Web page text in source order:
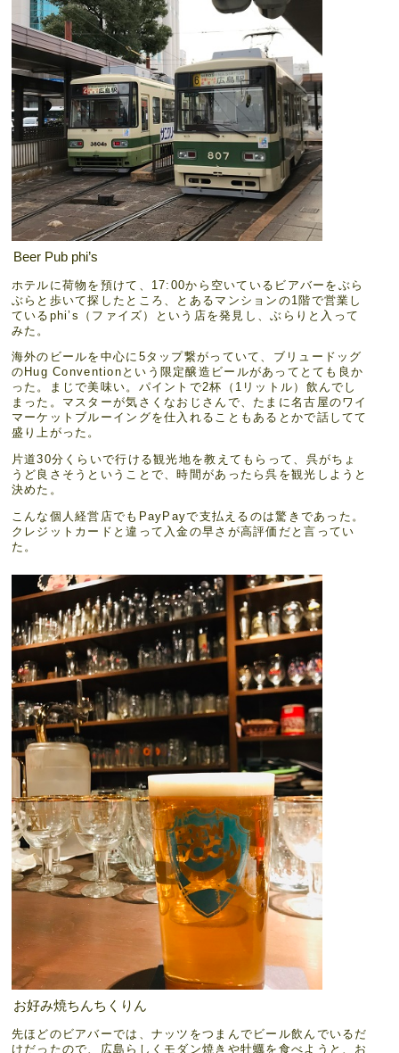
Beer Pub phi’s
ホテルに荷物を預けて、17:00から空いているビアバーをぶら
ぶらと歩いて探したところ、とあるマンションの1階で営業し
ているphi’s（ファイズ）という店を発見し、ぶらりと入って
みた。
海外のビールを中心に5タップ繋がっていて、ブリュードッグ
のHug Conventionという限定醸造ビールがあってとても良か
った。まじで美味い。パイントで2杯（1リットル）飲んでし
まった。マスターが気さくなおじさんで、たまに名古屋のワイ
マーケットブルーイングを仕入れることもあるとかで話してて
盛り上がった。
片道30分くらいで行ける観光地を教えてもらって、呉がちょ
うど良さそうということで、時間があったら呉を観光しようと
決めた。
こんな個人経営店でもPayPayで支払えるのは驚きであった。
クレジットカードと違って入金の早さが高評価だと言ってい
た。
お好み焼ちんちくりん
先ほどのビアバーでは、ナッツをつまんでビール飲んでいるだ
けだったので、広島らしくモダン焼きや牡蠣を食べようと、お